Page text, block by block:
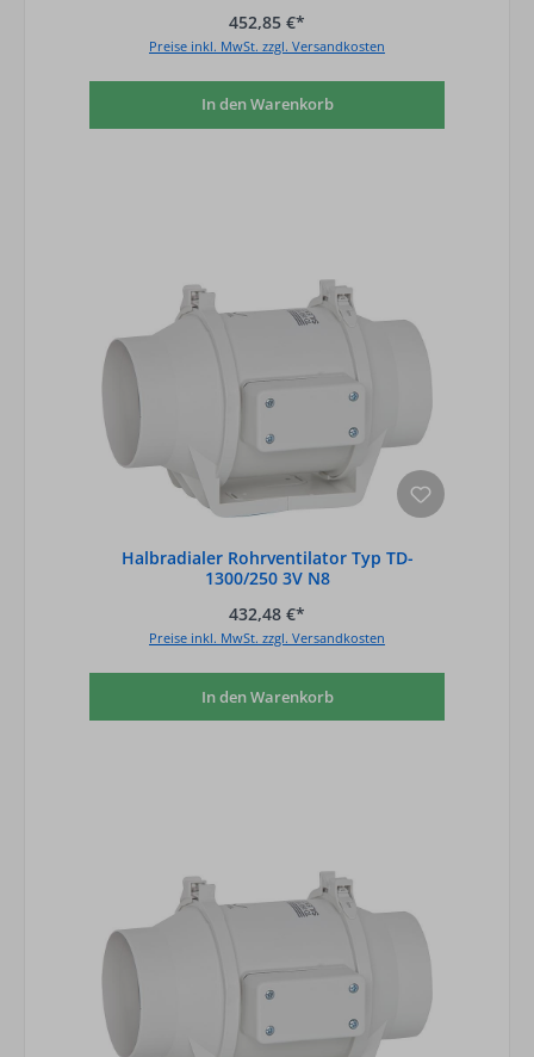
452,85 €*
Preise inkl. MwSt. zzgl. Versandkosten
In den Warenkorb
Halbradialer Rohrventilator Typ TD-
1300/250 3V N8
432,48 €*
Preise inkl. MwSt. zzgl. Versandkosten
In den Warenkorb